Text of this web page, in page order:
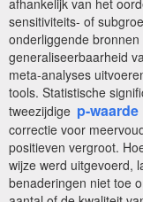
sensitiviteits- of
onderliggende
generaliseerbaarheid
meta-analyses
tools. Statistische
tweezijdige p-waarde
correctie voor
positieven vergroot.
wijze werd uitgevoerd,
benaderingen niet toe